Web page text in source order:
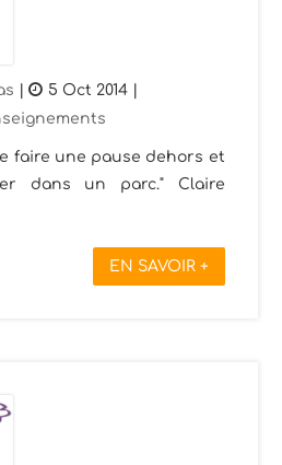
| 5 Oct 2014
faire une pause dehors et
dans un parc." Claire
EN SAVOIR +